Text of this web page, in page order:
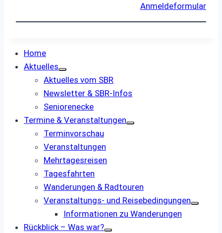
Anmeldeformular
Home
Aktuelles
Aktuelles vom SBR
Newsletter & SBR-Infos
Seniorenecke
Termine & Veranstaltungen
Terminvorschau
Veranstaltungen
Mehrtagesreisen
Tagesfahrten
Wanderungen & Radtouren
Veranstaltungs- und ­Reisebedingungen
Informationen zu Wanderungen
Rückblick – Was war?